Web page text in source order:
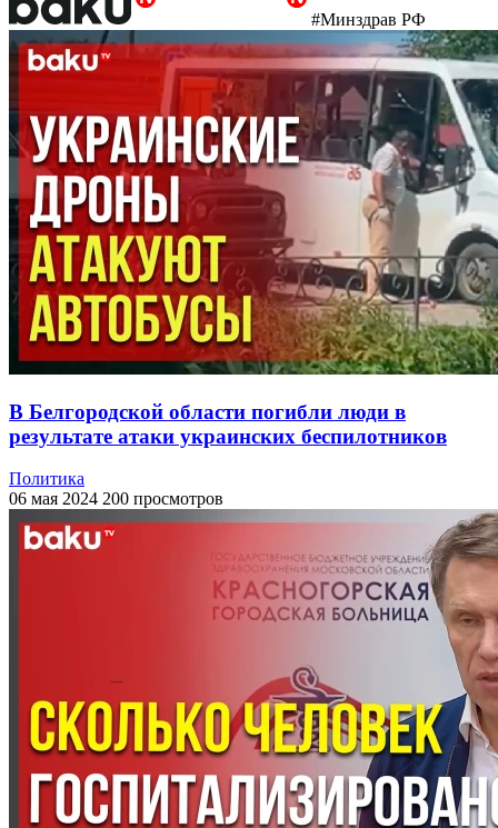
#Минздрав РФ
В Белгородской области погибли люди в
результате атаки украинских беспилотников
Политика
06 мая 2024 200 просмотров